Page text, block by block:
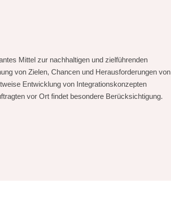
Mittel zur nachhaltigen und zielführenden
von Zielen, Chancen und Herausforderungen von
Entwicklung von Integrationskonzepten
vor Ort findet besondere Berücksichtigung.